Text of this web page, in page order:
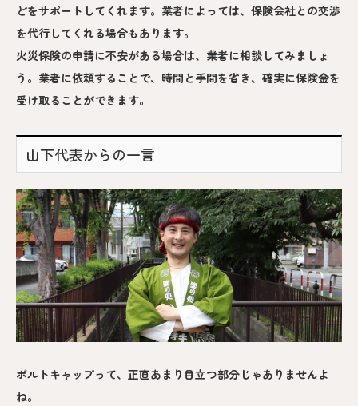
どをサポートしてくれます。業者によっては、保険会社との交渉
を代行してくれる場合もあります。
火災保険の申請に不安がある場合は、業者に相談してみましょ
う。業者に依頼することで、時間と手間を省き、確実に保険金を
受け取ることができます。
山下代表からの一言
ボルトキャップって、正直あまり目立つ部分じゃありませんよ
ね。